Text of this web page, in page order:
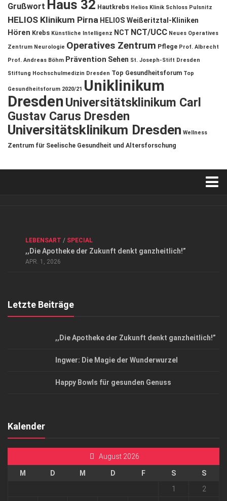
Grußwort Haus 32 Hautkrebs Helios Klinik Schloss Pulsnitz
HELIOS Klinikum Pirna HELIOS Weißeritztal-Kliniken
Hören Krebs Künstliche Intelligenz NCT NCT/UCC Neues Operatives
Zentrum Neurologie Operatives Zentrum Pflege Prof. Albrecht
Prof. Andreas Böhm Prävention Sehen St. Joseph-Stift Dresden
Stiftung Hochschulmedizin Dresden Top Gesundheitsforum Top
Gesundheitsforum 2020/21 Uniklinikum
DresdenUniversitätsklinikum Carl
Gustav Carus Dresden
Universitätsklinikum Dresden Wellness
Zentrum für Seelische Gesundheit und Altersforschung
Datenschutzerklärung
Top Magazin Dresden / Ostsachsen
LEBENSART / SPECIAL
,,Die Apotheke der Zukunft denkt ganzheitlich!”
APR. 1, 2026
Letzte Beiträge
,,Die Apotheke der Zukunft denkt ganzheitlich!”
Ingwer: Die Magie der Wunderwurzel
Happy Bowls für gesunden Genuss
Kalender
August 2026
M D M D F S
S
1
2